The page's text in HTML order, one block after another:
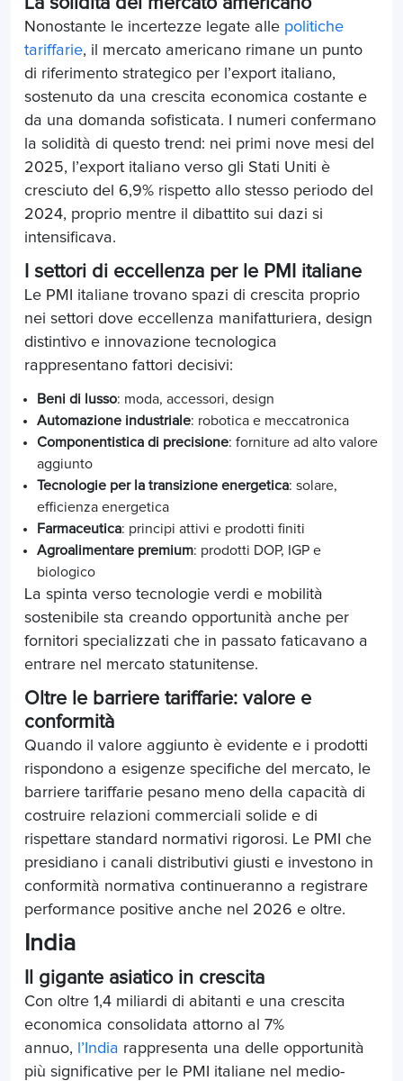
Nonostante le incertezze legate alle politiche
tariffarie, il mercato americano rimane un punto
di riferimento strategico per l’export italiano,
sostenuto da una crescita economica costante e
da una domanda sofisticata. I numeri confermano
la solidità di questo trend: nei primi nove mesi del
2025, l’export italiano verso gli Stati Uniti è
cresciuto del 6,9% rispetto allo stesso periodo del
2024, proprio mentre il dibattito sui dazi si
intensificava.
I settori di eccellenza per le PMI italiane
Le PMI italiane trovano spazi di crescita proprio
nei settori dove eccellenza manifatturiera, design
distintivo e innovazione tecnologica
rappresentano fattori decisivi:
Beni di lusso: moda, accessori, design
Automazione industriale: robotica e meccatronica
Componentistica di precisione: forniture ad alto valore
aggiunto
Tecnologie per la transizione energetica: solare,
efficienza energetica
Farmaceutica: principi attivi e prodotti finiti
Agroalimentare premium: prodotti DOP, IGP e
biologico
La spinta verso tecnologie verdi e mobilità
sostenibile sta creando opportunità anche per
fornitori specializzati che in passato faticavano a
entrare nel mercato statunitense.
Oltre le barriere tariffarie: valore e
conformità
Quando il valore aggiunto è evidente e i prodotti
rispondono a esigenze specifiche del mercato, le
barriere tariffarie pesano meno della capacità di
costruire relazioni commerciali solide e di
rispettare standard normativi rigorosi. Le PMI che
presidiano i canali distributivi giusti e investono in
conformità normativa continueranno a registrare
performance positive anche nel 2026 e oltre.
India
Il gigante asiatico in crescita
Con oltre 1,4 miliardi di abitanti e una crescita
economica consolidata attorno al 7%
annuo,
l’India rappresenta una delle opportunità
più significative per le PMI italiane nel medio-